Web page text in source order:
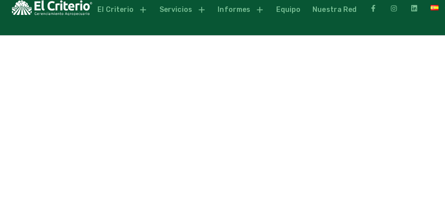
El Criterio Servicios Informes Equipo Nuestra Red